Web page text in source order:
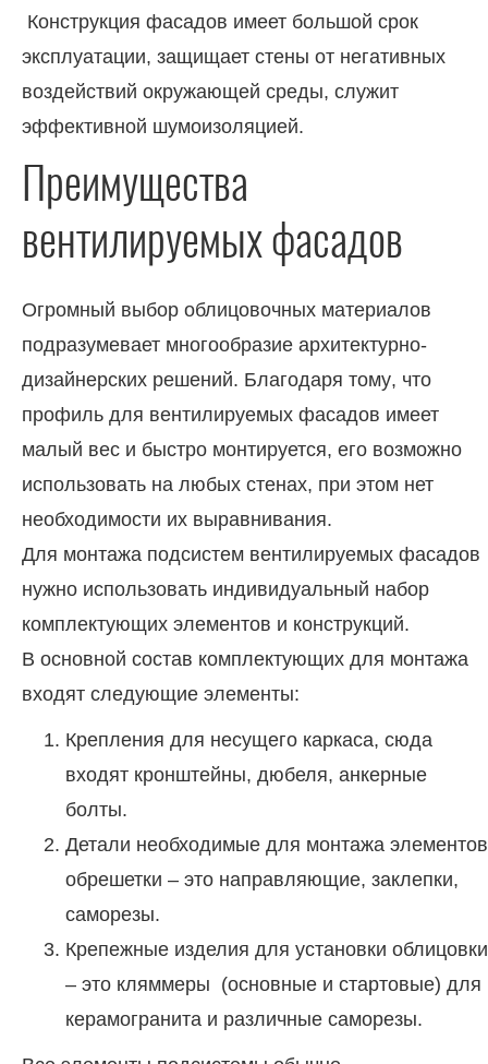
Конструкция фасадов имеет большой срок
эксплуатации, защищает стены от негативных
воздействий окружающей среды, служит
эффективной шумоизоляцией.
Преимущества
вентилируемых фасадов
Огромный выбор облицовочных материалов
подразумевает многообразие архитектурно-
дизайнерских решений. Благодаря тому, что
профиль для вентилируемых фасадов имеет
малый вес и быстро монтируется, его возможно
использовать на любых стенах, при этом нет
необходимости их выравнивания.
Для монтажа подсистем вентилируемых фасадов
нужно использовать индивидуальный набор
комплектующих элементов и конструкций.
В основной состав комплектующих для монтажа
входят следующие элементы:
Крепления для несущего каркаса, сюда
входят кронштейны, дюбеля, анкерные
болты.
Детали необходимые для монтажа элементов
обрешетки – это направляющие, заклепки,
саморезы.
Крепежные изделия для установки облицовки
– это кляммеры (основные и стартовые) для
керамогранита и различные саморезы.